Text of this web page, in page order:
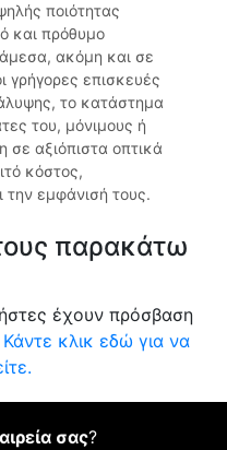
ποιότητας
και πρόθυμο
ακόμη και σε
γρήγορες επισκευές
το κατάστημα
του, μόνιμους ή
αξιόπιστα οπτικά
κόστος,
την εμφάνισή τους.
παρακάτω
έχουν πρόσβαση
Κάντε κλικ εδώ για να
σας?